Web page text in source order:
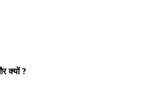
क्यों ?